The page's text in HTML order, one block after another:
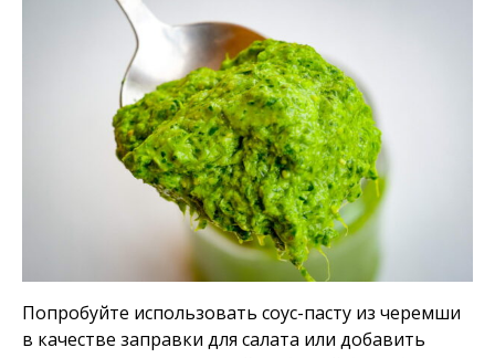
Попробуйте использовать соус-пасту из черемши
в качестве заправки для салата или добавить